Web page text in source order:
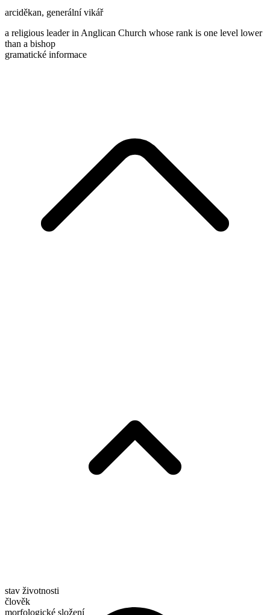
arciděkan, generální vikář
a religious leader in Anglican Church whose rank is one level lower
than a bishop
gramatické informace
stav životnosti
člověk
morfologické složení